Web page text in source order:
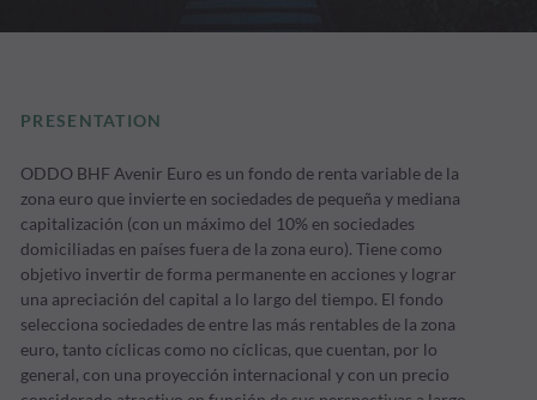
PRESENTATION
ODDO BHF Avenir Euro es un fondo de renta variable de la
zona euro que invierte en sociedades de pequeña y mediana
capitalización (con un máximo del 10% en sociedades
domiciliadas en países fuera de la zona euro). Tiene como
objetivo invertir de forma permanente en acciones y lograr
una apreciación del capital a lo largo del tiempo. El fondo
selecciona sociedades de entre las más rentables de la zona
euro, tanto cíclicas como no cíclicas, que cuentan, por lo
general, con una proyección internacional y con un precio